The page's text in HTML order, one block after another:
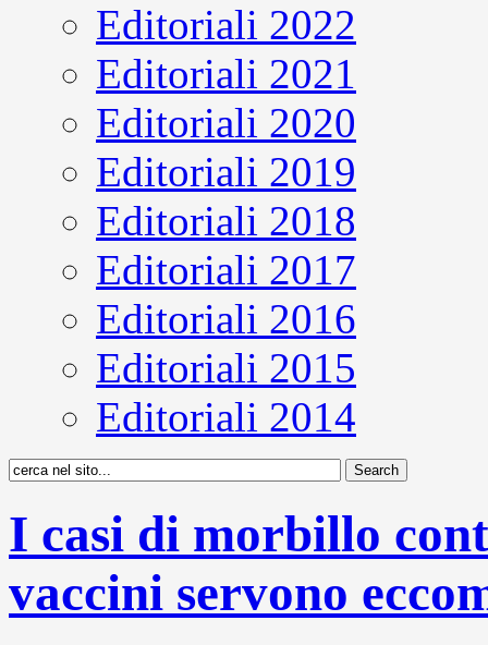
Editoriali 2022
Editoriali 2021
Editoriali 2020
Editoriali 2019
Editoriali 2018
Editoriali 2017
Editoriali 2016
Editoriali 2015
Editoriali 2014
I casi di morbillo
vaccini servono